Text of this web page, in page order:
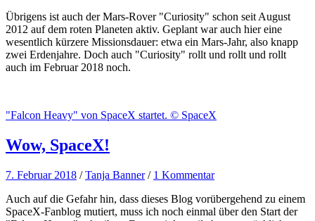
Übrigens ist auch der Mars-Rover "Curiosity" schon seit August
2012 auf dem roten Planeten aktiv. Geplant war auch hier eine
wesentlich kürzere Missionsdauer: etwa ein Mars-Jahr, also knapp
zwei Erdenjahre. Doch auch "Curiosity" rollt und rollt und rollt
auch im Februar 2018 noch.
"Falcon Heavy" von SpaceX startet. © SpaceX
Wow, SpaceX!
7. Februar 2018 /Tanja Banner / 1 Kommentar
Auch auf die Gefahr hin, dass dieses Blog vorübergehend zu einem
SpaceX-Fanblog mutiert, muss ich noch einmal über den Start der